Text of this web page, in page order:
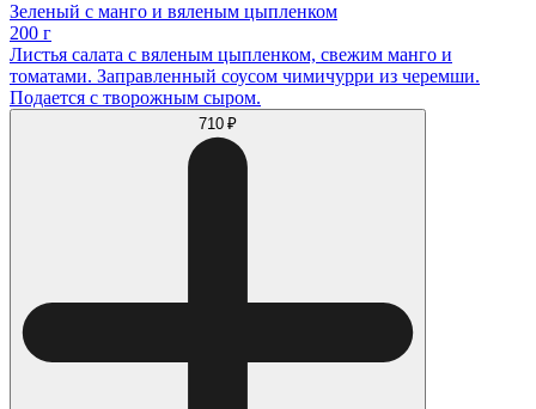
Зеленый с манго и вяленым цыпленком
200 г
Листья салата с вяленым цыпленком, свежим манго и
томатами. Заправленный соусом чимичурри из черемши.
Подается с творожным сыром.
710 ₽